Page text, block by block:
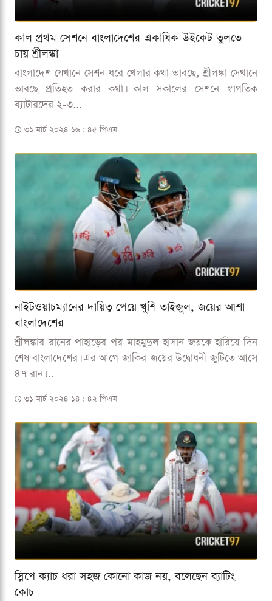
কাল প্রথম সেশনে বাংলাদেশের একাধিক উইকেট তুলতে
চায় শ্রীলঙ্কা
বাংলাদেশ যেখানে সেশন ধরে খেলার কথা ভাবছে, শ্রীলঙ্কা সেখানে
ভাবছে প্রতিহত করার কথা। কাল সকালের সেশনে স্বাগতিক
ব্যাটারদের ২-৩...
৩১ মার্চ ২০২৪ ১৬ : ৪৫ পিএম
নাইটওয়াচম্যানের দায়িত্ব পেয়ে খুশি তাইজুল, জয়ের আশা
বাংলাদেশের
শ্রীলঙ্কার রানের পাহাড়ের পর মাহমুদুল হাসান জয়কে হারিয়ে দিন
শেষ বাংলাদেশের। এর আগে জাকির-জয়ের উদ্বোধনী জুটিতে আসে
৪৭ রান।...
৩১ মার্চ ২০২৪ ১৪ : ৪২ পিএম
স্লিপে ক্যাচ ধরা সহজ কোনো কাজ নয়, বলেছেন ব্যাটিং
কোচ